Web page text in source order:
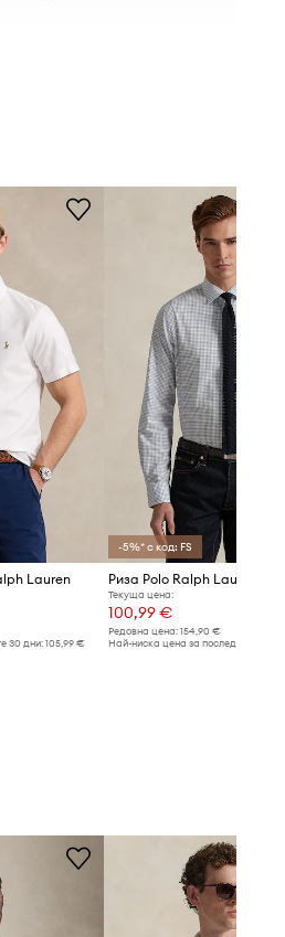
продукт е посочена
маркировка на
с размери
Lauren
30 дни:105,99 €
-5%* с код: FS
Риза Polo Ralph Lauren
Текуща цена:
100,99 €
Редовна цена: 154,90 €
Най-ниска цена за последните 30